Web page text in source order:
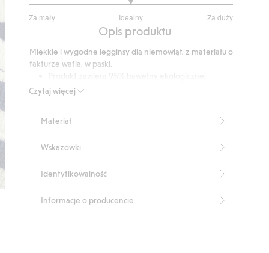
Za mały Idealny Za duży
na
2
głosów
Opis produktu
Czytaj więcej
Miękkie i wygodne legginsy dla niemowląt, z materiału o
fakturze wafla, w paski.
Numer artykułu
Materiał
Wskazówki
Identyfikowalność
Informacje o producencie